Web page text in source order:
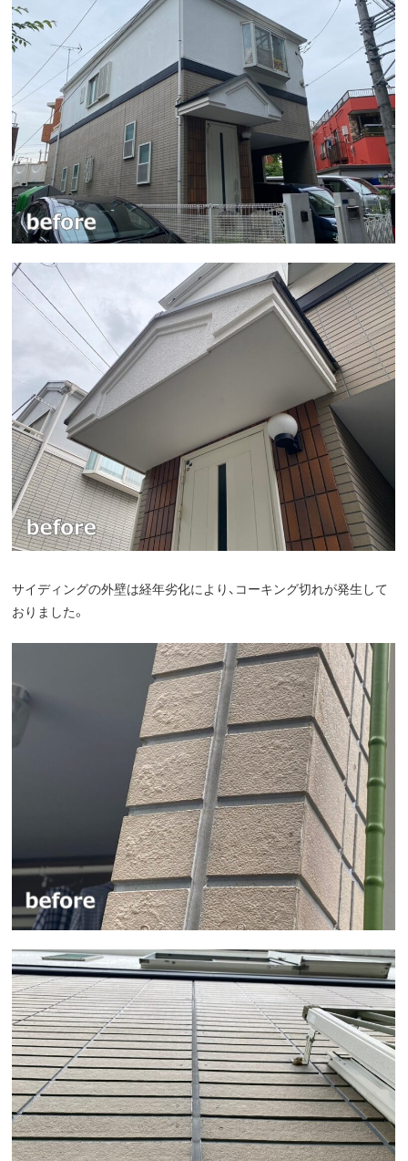
サイディングの外壁は経年劣化により、コーキング切れが発生して
おりました。